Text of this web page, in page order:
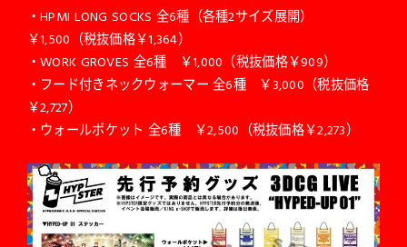
・HPMI LONG SOCKS 全6種（各種2サイズ展開）
￥1,500（税抜価格￥1,364）
・WORK GROVES 全6種 ￥1,000（税抜価格￥909）
・フード付きネックウォーマー 全6種 ￥3,000（税抜価格
￥2,727）
・ウォールポケット 全6種 ￥2,500（税抜価格￥2,273）